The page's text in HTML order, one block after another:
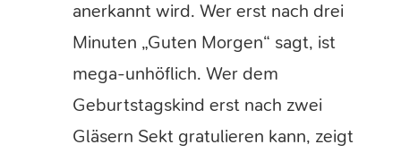
anerkannt wird. Wer erst nach drei
Minuten „Guten Morgen“ sagt, ist
mega-unhöflich. Wer dem
Geburtstagskind erst nach zwei
Gläsern Sekt gratulieren kann, zeigt